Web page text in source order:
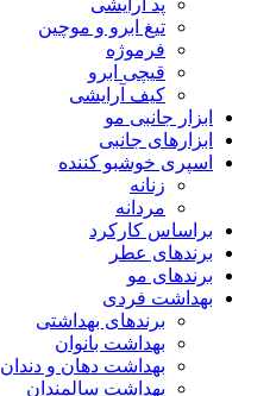
تیغ ابرو و موچین
فرموژه
قیچی ابرو
کیف آرایشی
ابزار جانبی مو
ابزارهای جانبی
اسپری خوشبو کننده
زنانه
مردانه
براساس کارکرد
برندهای عطر
برندهای مو
بهداشت فردی
برندهای بهداشتی
بهداشت بانوان
بهداشت دهان و دندان
بهداشت سالمندان